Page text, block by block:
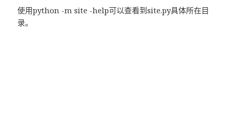
使用python -m site -help可以查看到site.py具体所在目
录。